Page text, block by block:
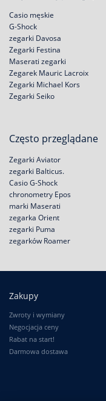
Casio męskie
G-Shock
zegarki Davosa
Zegarki Festina
Maserati zegarki
Zegarek Mauric Lacroix
Zegarki Michael Kors
Zegarki Seiko
Często przeglądane
Zegarki Aviator
zegarki Balticus.
Casio G-Shock
chronometry Epos
marki Maserati
zegarka Orient
zegarki Puma
zegarków Roamer
Zakupy
Zwroty i wymiany
Negocjacja ceny
Rabat na start!
Darmowa dostawa